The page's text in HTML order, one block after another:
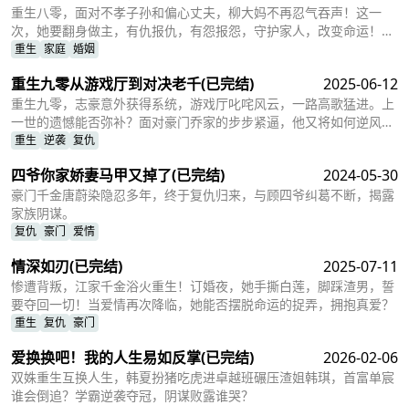
重生八零，面对不孝子孙和偏心丈夫，柳大妈不再忍气吞声！这一
次，她要翻身做主，有仇报仇，有怨报怨，守护家人，改变命运！她
能成功吗？
重生 家庭 婚姻
重生九零从游戏厅到对决老千(已完结) 2025-06-12
重生九零，志豪意外获得系统，游戏厅叱咤风云，一路高歌猛进。上
一世的遗憾能否弥补？面对豪门乔家的步步紧逼，他又将如何逆风翻
盘，血债血偿？
重生 逆袭 复仇
四爷你家娇妻马甲又掉了(已完结) 2024-05-30
豪门千金唐蔚染隐忍多年，终于复仇归来，与顾四爷纠葛不断，揭露
家族阴谋。
复仇 豪门 爱情
情深如刃(已完结) 2025-07-11
惨遭背叛，江家千金浴火重生！订婚夜，她手撕白莲，脚踩渣男，誓
要夺回一切！当爱情再次降临，她能否摆脱命运的捉弄，拥抱真爱？
重生 复仇 豪门
爱换换吧！我的人生易如反掌(已完结) 2026-02-06
双姝重生互换人生，韩夏扮猪吃虎进卓越班碾压渣姐韩琪，首富单宸
谁会倒追？学霸逆袭夺冠，阴谋败露谁哭？